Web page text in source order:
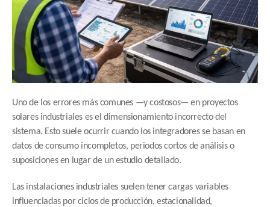
Uno de los errores más comunes —y costosos— en proyectos
solares industriales es el dimensionamiento incorrecto del
sistema. Esto suele ocurrir cuando los integradores se basan en
datos de consumo incompletos, periodos cortos de análisis o
suposiciones en lugar de un estudio detallado.
Las instalaciones industriales suelen tener cargas variables
influenciadas por ciclos de producción, estacionalidad,